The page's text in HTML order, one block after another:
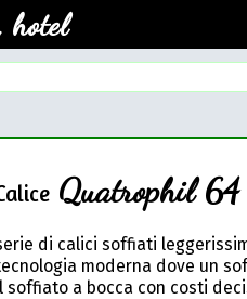
hotel
Quatrophil 64
di calici soffiati
moderna dove un
soffiato a bocca con costi